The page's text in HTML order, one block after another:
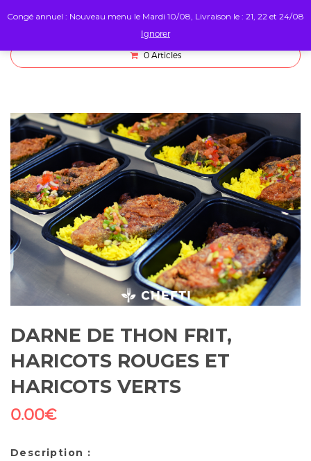
0 Articles
DARNE DE THON FRIT,
HARICOTS ROUGES ET
HARICOTS VERTS
0.00€
Description :
Congé annuel : Nouveau menu le Mardi 10/08, Livraison le : 21, 22 et 24/08
Ignorer